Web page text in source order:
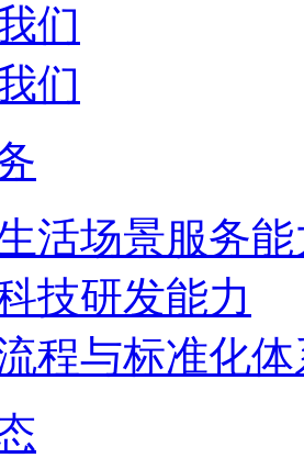
们
们
活场景服务能
技研发能力
程与标准化体